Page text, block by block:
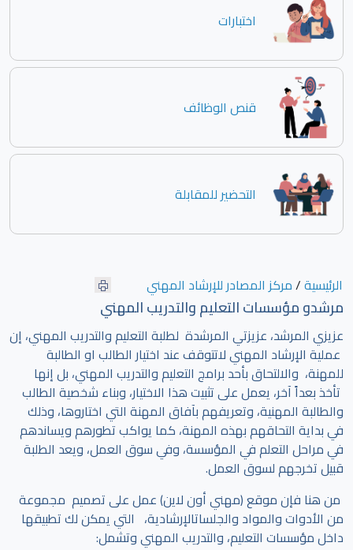
اختبارات
قنص الوظائف
التحضير للمقابلة
الرئيسية/مركز المصادر للإرشاد المهني
مرشدو مؤسسات التعليم والتدريب المهني
عزيزي المرشد، عزيزتي المرشدة لطلبة التعليم والتدريب المهني، إن
عملية الإرشاد المهني لاتتوقف عند اختيار الطالب او الطالبة
للمهنة، والالتحاق بأحد برامج التعليم والتدريب المهني، بل إنها
تأخذ بعداً آخر، يعمل على تثبيت هذا الاختيار، وبناء شخصية الطالب
والطالبة المهنية، وتعريفهم بآفاق المهنة التي اختاروها، وذلك
في بداية التحاقهم بهذه المهنة، كما يواكب تطورهم ويساندهم
في مراحل التعلم في المؤسسة، وفي سوق العمل، ويعد الطلبة
قبيل تخرجهم لسوق العمل.
من هنا فإن موقع (مهني أون لاين) عمل على تصميم مجموعة
من الأدوات والمواد والجلساتالإرشادية، التي يمكن لك تطبيقها
داخل مؤسسات التعليم، والتدريب المهني وتشمل: